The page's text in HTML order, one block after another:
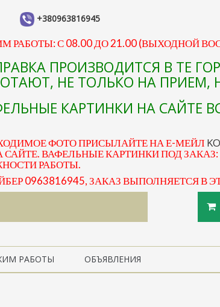
+380963816945
РАБОТЫ: С 08.00 ДО 21.00 (ВЫХОДНОЙ
ПРОИЗВОДИТСЯ В ТЕ
НЕ ТОЛЬКО НА ПРИЕМ,
КАРТИНКИ НА САЙТЕ
ФОТО ПРИСЫЛАЙТЕ НА Е-МЕЙЛ
ВАФЕЛЬНЫЕ КАРТИНКИ ПОД
РАБОТЫ.
0963816945, ЗАКАЗ ВЫПОЛНЯЕТСЯ В
РАБОТЫ ОБЪЯВЛЕНИЯ